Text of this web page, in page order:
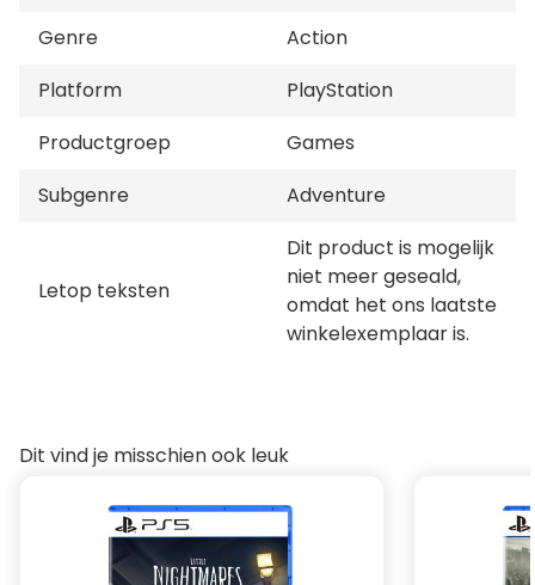
Genre
Action
Platform
PlayStation
Productgroep
Games
Subgenre
Adventure
Letop teksten
Dit product is mogelijk
niet meer geseald,
omdat het ons laatste
winkelexemplaar is.
Dit vind je misschien ook leuk